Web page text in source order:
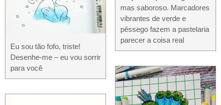
Eu sou tão fofo, triste!
Desenhe-me – eu vou sorrir
para você
mas saboroso. Marcadores
vibrantes de verde e
pêssego fazem a pastelaria
parecer a coisa real